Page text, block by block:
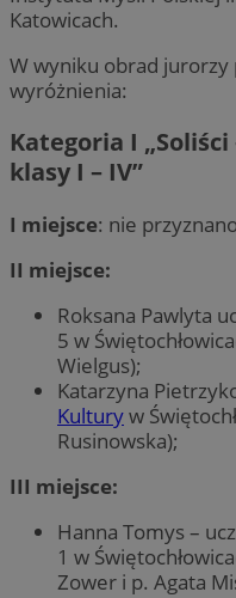
Katowicach.
W wyniku obrad jurorzy
wyróżnienia:
Kategoria I „
klasy I – IV”
I miejsce: nie
II miejsce:
Roksana Pawlyta
5 w
Wielgus);
Katarzyna
Kulturyw
Rusinowska);
III miejsce:
Hanna Tomys –
1 w
Zower i p. Agata